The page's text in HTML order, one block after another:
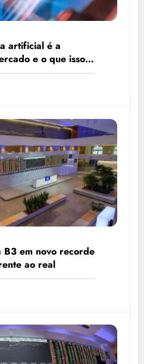
artificial é a
e o que isso
B3 em novo recorde
ao real